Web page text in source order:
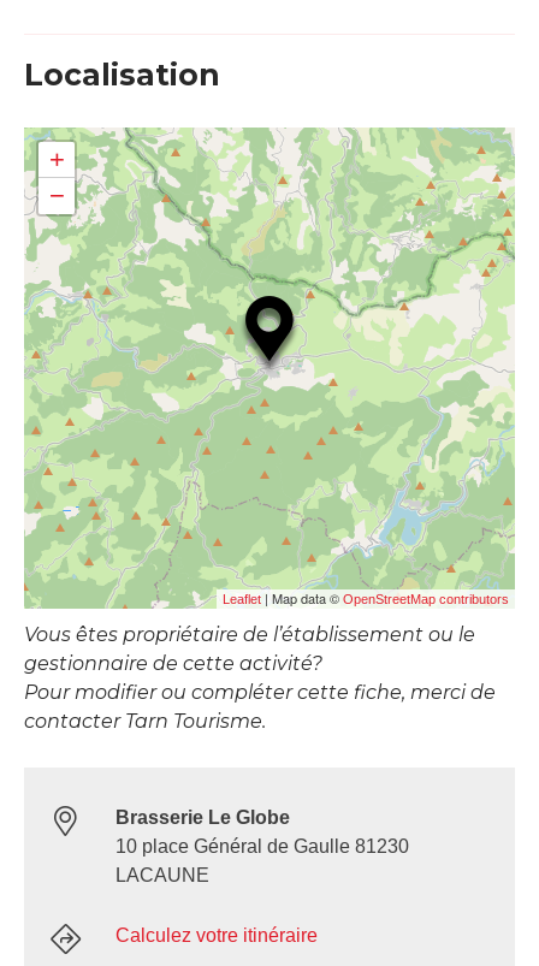
Localisation
+
−
Leaflet | Map data © OpenStreetMap contributors
Vous êtes propriétaire de l’établissement ou le
gestionnaire de cette activité?
Pour modifier ou compléter cette fiche, merci de
contacter Tarn Tourisme.
Brasserie Le Globe
10 place Général de Gaulle 81230
LACAUNE
Calculez votre itinéraire